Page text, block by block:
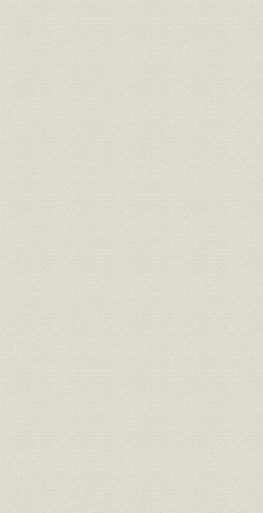
経営者 歴代社長
経営者 歴代社長
役員 歴代役員任期一覧 明治40年4
財務・業績 売上高・利益の推移 明治40年6
財務・業績 売上高・利益の推移 昭和51年4
財務・業績 売上高・利益・資本金 明治40年6
財務・業績 資本金の推移 明治40年6
従業員 従業員数の推移
昭和28年3
月末現在
関係会社 関連会社
組織;関係会社 企業集団の状況
設備 専用チップ船